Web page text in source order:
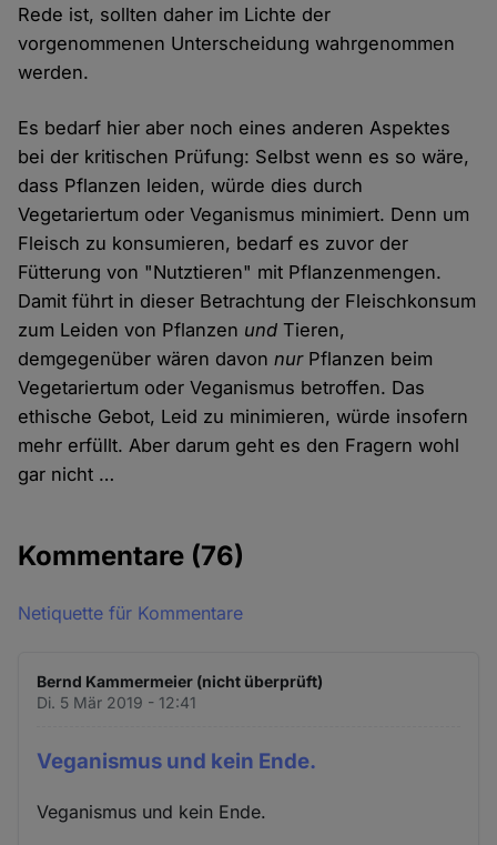
Rede ist, sollten daher im Lichte der
vorgenommenen Unterscheidung wahrgenommen
werden.
Es bedarf hier aber noch eines anderen Aspektes
bei der kritischen Prüfung: Selbst wenn es so wäre,
dass Pflanzen leiden, würde dies durch
Vegetariertum oder Veganismus minimiert. Denn um
Fleisch zu konsumieren, bedarf es zuvor der
Fütterung von "Nutztieren" mit Pflanzenmengen.
Damit führt in dieser Betrachtung der Fleischkonsum
zum Leiden von Pflanzen und Tieren,
demgegenüber wären davonnurPflanzen beim
Vegetariertum oder Veganismus betroffen. Das
ethische Gebot, Leid zu minimieren, würde insofern
mehr erfüllt. Aber darum geht es den Fragern wohl
gar nicht …
Kommentare (76)
Netiquette für Kommentare
Bernd Kammermeier (nicht überprüft)
Di. 5 Mär 2019 - 12:41
Veganismus und kein Ende.
Veganismus und kein Ende.